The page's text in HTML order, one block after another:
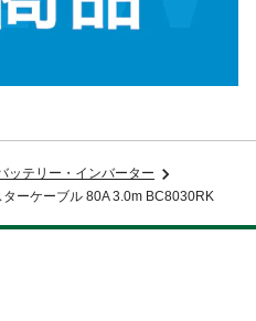
ッテリー・インバーター
ターケーブル 80A 3.0m BC8030RK